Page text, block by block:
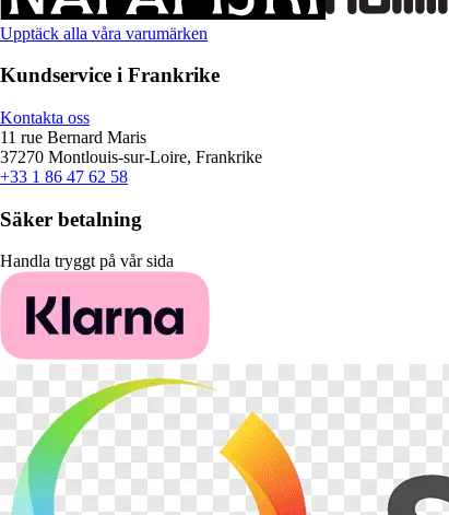
Upptäck alla våra varumärken
Kundservice i Frankrike
Kontakta oss
11 rue Bernard Maris
37270 Montlouis-sur-Loire, Frankrike
+33 1 86 47 62 58
Säker betalning
Handla tryggt på vår sida